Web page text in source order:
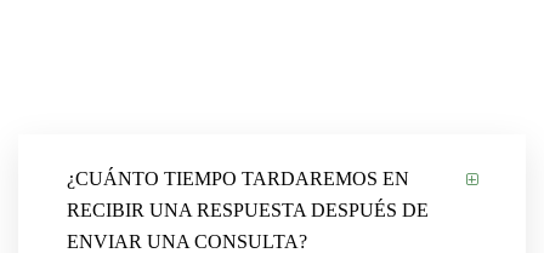
¿CUÁNTO TIEMPO TARDAREMOS EN
RECIBIR UNA RESPUESTA DESPUÉS DE
ENVIAR UNA CONSULTA?